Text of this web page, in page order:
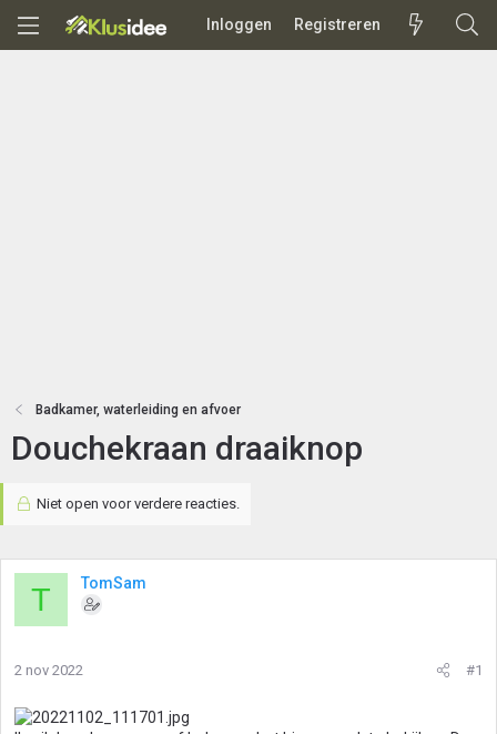
Inloggen Registreren
Badkamer, waterleiding en afvoer
Douchekraan draaiknop
Niet open voor verdere reacties.
T TomSam
2 nov 2022 #1